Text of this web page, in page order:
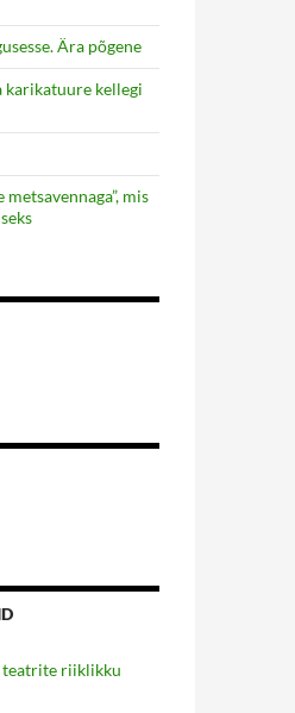
Ära põgene
karikatuure kellegi
mis
teatrite riiklikku